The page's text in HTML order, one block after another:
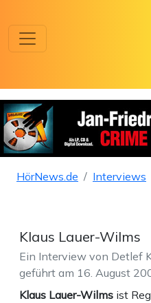
HörNews.de Interviews
Klaus Lauer-Wilms
Ein Interview von Detlef
geführt am 16. August
Klaus Lauer-Wilms ist